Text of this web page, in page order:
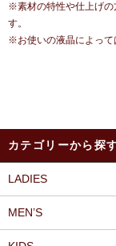
※素材の特性や仕上げの
す。
※お使いの液晶によって
カテゴリーから探
LADIES
MEN’S